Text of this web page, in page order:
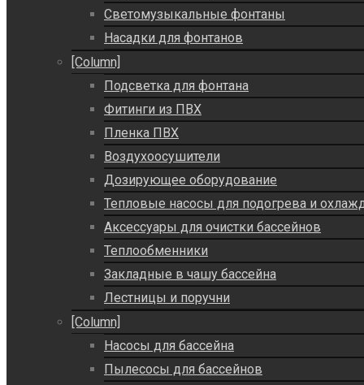
Светомузыкальные фонтаны
Насадки для фонтанов
[Column]
Подсветка для фонтана
Фитинги из ПВХ
Пленка ПВХ
Воздухоосушители
Дозирующее оборудование
Тепловые насосы для подогрева и
Аксессуары для очистки бассейнов
Теплообменники
Закладные в чашу бассейна
Лестницы и поручни
[Column]
Насосы для бассейна
Пылесосы для бассейнов